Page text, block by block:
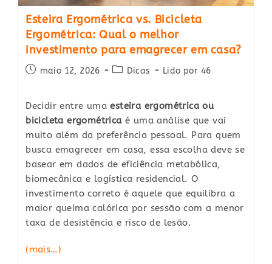
Esteira Ergométrica vs. Bicicleta
Ergométrica: Qual o melhor
investimento para emagrecer em casa?
Postmaio 12, 2026
PostDicas Lido por 46
Decidir entre umaesteira ergométrica ou
bicicleta ergométricaé uma análise que vai
muito além da preferência pessoal. Para quem
busca emagrecer em casa, essa escolha deve se
basear em dados de eficiência metabólica,
biomecânica e logística residencial. O
investimento correto é aquele que equilibra a
maior queima calórica por sessão com a menor
taxa de desistência e risco de lesão.
(mais…)